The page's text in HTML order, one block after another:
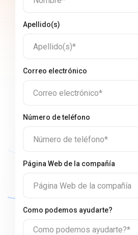
Apellido(s)
Apellido(s)*
Correo electrónico
Correo electrónico*
Número de teléfono
Número de teléfono*
Página Web de la compañía
Página Web de la compañía
Сomo podemos ayudarte?
Сomo podemos ayudarte?*